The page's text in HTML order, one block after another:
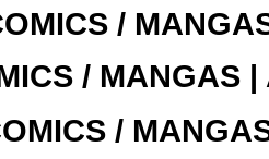
/
/ MANGAS |
/